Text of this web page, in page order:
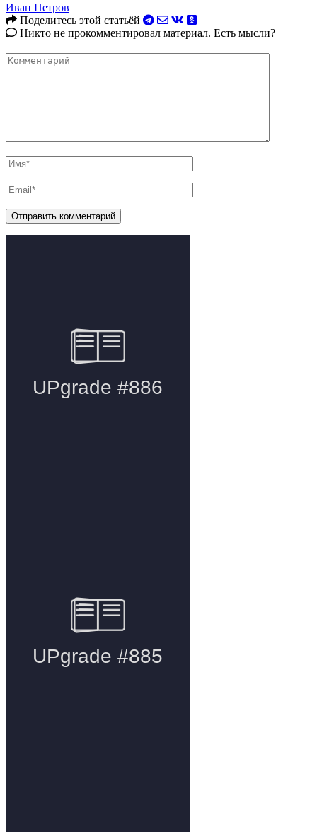
Иван Петров
Поделитесь этой статьёй
Никто не прокомментировал материал. Есть мысли?